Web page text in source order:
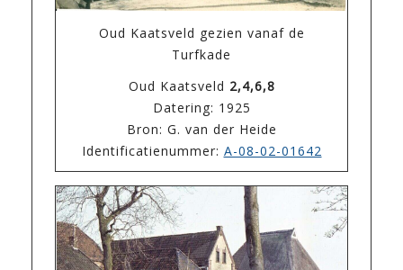
Oud Kaatsveld gezien vanaf de
Turfkade
Oud Kaatsveld 2,4,6,8
Datering: 1925
Bron: G. van der Heide
Identificatienummer: A-08-02-01642